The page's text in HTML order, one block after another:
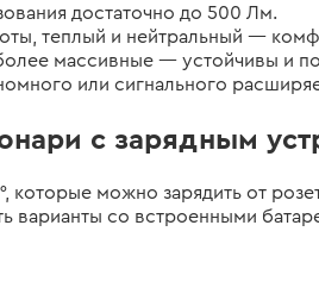
достаточно до 500 Лм.
теплый и нейтральный —
массивные — устойчивы и
или сигнального
с зарядным
можно зарядить от
варианты со встроенными